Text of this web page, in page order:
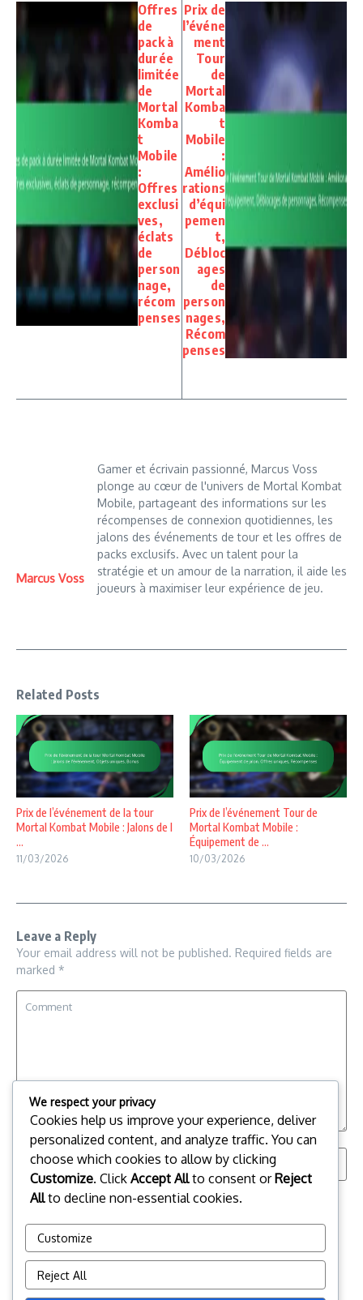
Offres
de
pack à
durée
limitée
de
Mortal
Komba
t
Mobile
:
Offres
exclusi
ves,
éclats
de
person
nage,
récom
penses
Prix de
l’événe
ment
Tour
de
Mortal
Komba
t
Mobile
:
Amélio
rations
d’équi
pemen
t,
Débloc
ages
de
person
nages,
Récom
penses
Marcus Voss
Gamer et écrivain passionné, Marcus Voss
plonge au cœur de l'univers de Mortal Kombat
Mobile, partageant des informations sur les
récompenses de connexion quotidiennes, les
jalons des événements de tour et les offres de
packs exclusifs. Avec un talent pour la
stratégie et un amour de la narration, il aide les
joueurs à maximiser leur expérience de jeu.
Related Posts
Prix de l’événement de la tour
Mortal Kombat Mobile : Jalons de l
...
11/03/2026
Prix de l’événement Tour de
Mortal Kombat Mobile :
Équipement de ...
10/03/2026
Leave a Reply
Your email address will not be published. Required fields are
marked *
Save my name, email, and website in this browser for the
We respect your privacy
Cookies help us improve your experience, deliver
personalized content, and analyze traffic. You can
choose which cookies to allow by clicking
Customize. Click Accept Allto consent orReject
Allto decline non-essential cookies.
Customize
Reject All